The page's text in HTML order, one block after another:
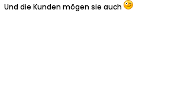
Und die Kunden mögen sie auch